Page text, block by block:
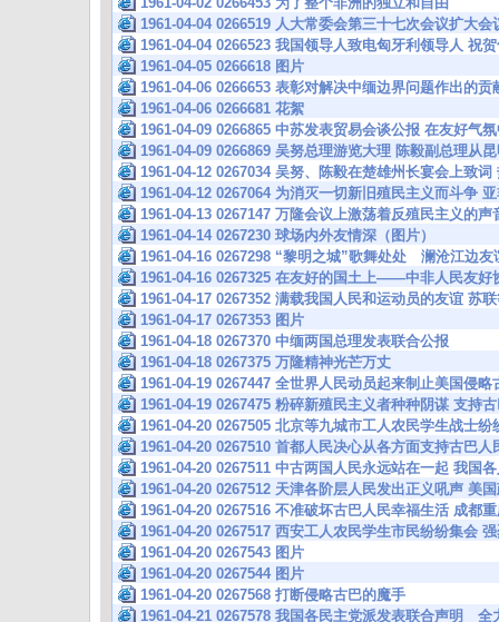
1961-04-04 0266519 人大常委会第三十七次会议扩大
1961-04-04 0266523 我国领导人致电匈牙利领导人 祝
1961-04-05 0266618 图片
1961-04-06 0266653 表彰对解决中缅边界问题作出的
1961-04-06 0266681 花絮
1961-04-09 0266865 中苏发表贸易会谈公报 在友好气
1961-04-09 0266869 吴努总理游览大理 陈毅副总理从
1961-04-12 0267034 吴努、陈毅在楚雄州长宴会上致
1961-04-12 0267064 为消灭一切新旧殖民主义而斗争
1961-04-13 0267147 万隆会议上激荡着反殖民主义的
1961-04-14 0267230 球场内外友情深（图片）
1961-04-16 0267298 “黎明之城”歌舞处处 澜沧江边
1961-04-16 0267325 在友好的国土上——中非人民友好
1961-04-17 0267352 满载我国人民和运动员的友谊 苏
1961-04-17 0267353 图片
1961-04-18 0267370 中缅两国总理发表联合公报
1961-04-18 0267375 万隆精神光芒万丈
1961-04-19 0267447 全世界人民动员起来制止美国侵略
1961-04-19 0267475 粉碎新殖民主义者种种阴谋 支持
1961-04-20 0267505 北京等九城市工人农民学生战士
1961-04-20 0267510 首都人民决心从各方面支持古巴
1961-04-20 0267511 中古两国人民永远站在一起 我国
1961-04-20 0267512 天津各阶层人民发出正义吼声 美
1961-04-20 0267516 不准破坏古巴人民幸福生活 成都
1961-04-20 0267517 西安工人农民学生市民纷纷集会
1961-04-20 0267543 图片
1961-04-20 0267544 图片
1961-04-20 0267568 打断侵略古巴的魔手
1961-04-21 0267578 我国各民主党派发表联合声明